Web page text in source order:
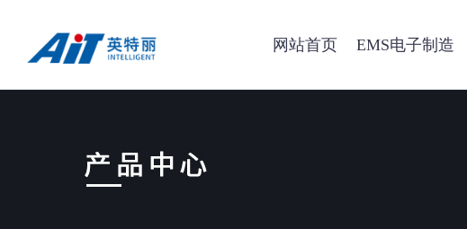
网站首页 EMS电子制造